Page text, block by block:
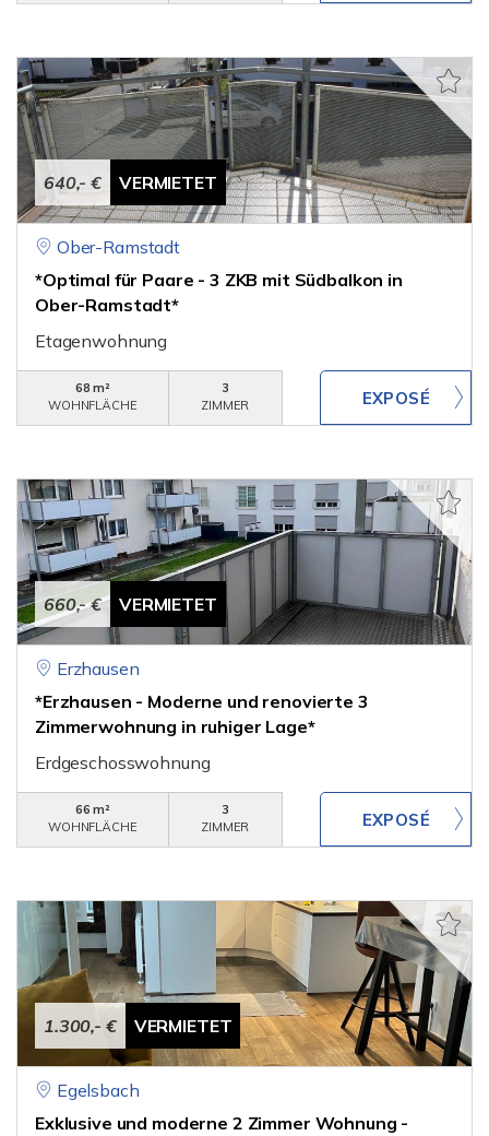
640,- € VERMIETET
Ober-Ramstadt
*Optimal für Paare - 3 ZKB mit Südbalkon in
Ober-Ramstadt*
Etagenwohnung
68 m²
WOHNFLÄCHE
3
ZIMMER
660,- € VERMIETET
Erzhausen
*Erzhausen - Moderne und renovierte 3
Zimmerwohnung in ruhiger Lage*
Erdgeschosswohnung
66 m²
WOHNFLÄCHE
3
ZIMMER
1.300,- € VERMIETET
Egelsbach
Exklusive und moderne 2 Zimmer Wohnung -